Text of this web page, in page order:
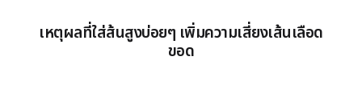
เหตุผลที่ใส่ส้นสูงบ่อยๆ เพิ่มความเสี่ยงเส้นเลือด
ขอด